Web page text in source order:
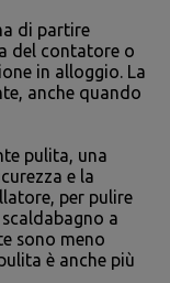
di partire
del contatore o
in alloggio. La
anche quando
pulita, una
e la
per pulire
a
sono meno
è anche più